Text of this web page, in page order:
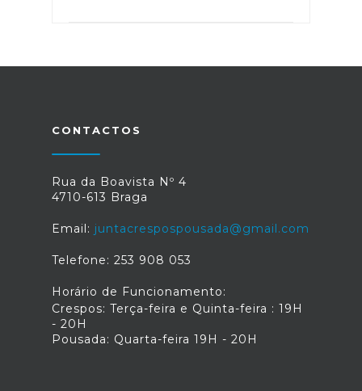
CONTACTOS
Rua da Boavista Nº 4
4710-613 Braga
Email: juntacrespospousada@gmail.com
Telefone: 253 908 053
Horário de Funcionamento:
Crespos: Terça-feira e Quinta-feira : 19H
- 20H
Pousada: Quarta-feira 19H - 20H